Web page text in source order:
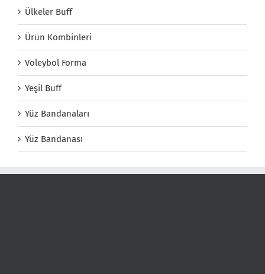
Ülkeler Buff
Ürün Kombinleri
Voleybol Forma
Yeşil Buff
Yüz Bandanaları
Yüz Bandanası